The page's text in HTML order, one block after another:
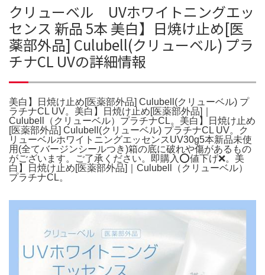
クリューベル UVホワイトニングエッ
センス 新品 5本 美白】日焼け止め[医
薬部外品] Culubell(クリューベル) プラ
チナCL UVの詳細情報
美白】日焼け止め[医薬部外品] Culubell(クリューベル) プ
ラチナCL UV。美白】日焼け止め[医薬部外品]｜
Culubell（クリューベル）プラチナCL。美白】日焼け止め
[医薬部外品] Culubell(クリューベル) プラチナCL UV。ク
リューベルホワイトニングエッセンスUV30g5本新品未使
用(全てバージンシールつき)箱の底に破れや傷があるもの
がございます。ご了承ください。即購入⭕値下げ❌。美
白】日焼け止め[医薬部外品]｜Culubell（クリューベル）
プラチナCL。